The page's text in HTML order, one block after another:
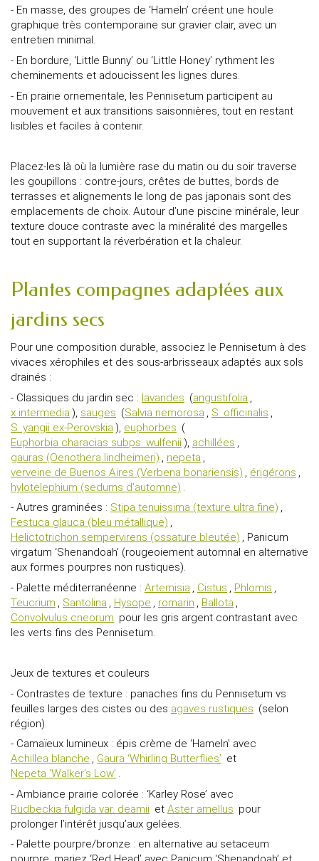
- En masse, des groupes de ‘Hameln’ créent une houle
graphique très contemporaine sur gravier clair, avec un
entretien minimal.
- En bordure, ‘Little Bunny’ ou ‘Little Honey’ rythment les
cheminements et adoucissent les lignes dures.
- En prairie ornementale, les Pennisetum participent au
mouvement et aux transitions saisonnières, tout en restant
lisibles et faciles à contenir.
Placez-les là où la lumière rase du matin ou du soir traverse
les goupillons : contre-jours, crêtes de buttes, bords de
terrasses et alignements le long de pas japonais sont des
emplacements de choix. Autour d’une piscine minérale, leur
texture douce contraste avec la minéralité des margelles
tout en supportant la réverbération et la chaleur.
Plantes compagnes adaptées aux
jardins secs
Pour une composition durable, associez le Pennisetum à des
vivaces xérophiles et des sous-arbrisseaux adaptés aux sols
drainés :
- Classiques du jardin sec : lavandes (angustifolia
x intermedia ), sauges (Salvia nemorosa S. officinalis
S. yangii ex-Perovskia ), euphorbes (
Euphorbia characias subps. wulfenii ), achillées
gauras (Oenothera lindheimeri)
nepeta
verveine de Buenos Aires (Verbena bonariensis)
érigérons
hylotelephium (sedums d’automne)
- Autres graminées : Stipa tenuissima (texture ultra fine) ,
Festuca glauca (bleu métallique) ,
Helictotrichon sempervirens (ossature bleutée) , Panicum
virgatum ‘Shenandoah’ (rougeoiement automnal en alternative
aux formes pourpres non rustiques).
- Palette méditerranéenne : Artemisia , Cistus , Phlomis ,
Teucrium , Santolina , Hysope , romarin , Ballota ,
Convolvulus cneorum pour les gris argent contrastant avec
les verts fins des Pennisetum.
Jeux de textures et couleurs
- Contrastes de texture : panaches fins du Pennisetum vs
feuilles larges des cistes ou des agaves rustiques (selon
région).
- Camaïeux lumineux : épis crème de ‘Hameln’ avec
Achillea blanche , Gaura ‘Whirling Butterflies’ et
Nepeta ‘Walker’s Low’ .
- Ambiance prairie colorée : ‘Karley Rose’ avec
Rudbeckia fulgida var. deamii et Aster amellus pour
prolonger l’intérêt jusqu’aux gelées.
- Palette pourpre/bronze : en alternative au setaceum